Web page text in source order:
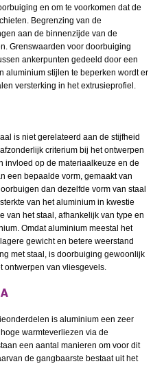
en om te voorkomen dat de
Begrenzing van de
aan de binnenzijde van de
Grenswaarden voor doorbuiging
ankerpunten gedeeld door een
aluminium stijlen te beperken wordt er
versterking in het extrusieprofiel.
is niet gerelateerd aan de stijfheid
criterium bij het ontwerpen
invloed op de materiaalkeuze en de
een bepaalde vorm, gemaakt van
dan dezelfde vorm van staal
van het aluminium in kwestie
van het staal, afhankelijk van type en
Omdat aluminium meestal het
gewicht en betere weerstand
met staal, is doorbuiging gewoonlijk
ontwerpen van vliesgevels.
is aluminium een zeer
warmteverliezen via de
een aantal manieren om voor dit
de gangbaarste bestaat uit het